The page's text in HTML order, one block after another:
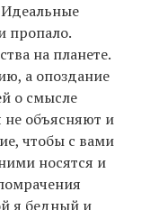
пропало.
на планете.
а опоздание
о смысле
не объясняют и
чтобы с вами
носятся и
я бедный и